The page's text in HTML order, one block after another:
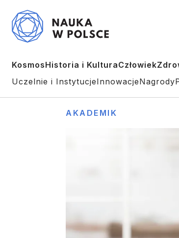
KosmosHistoria i KulturaCzłowiek
Uczelnie i InstytucjeInnowacjeNagrody
AKADEMIK